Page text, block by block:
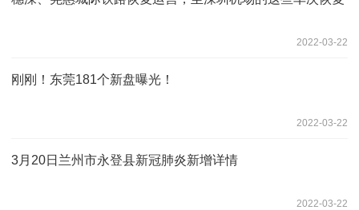
2022-03-22
刚刚！东莞181个新盘曝光！
2022-03-22
3月20日兰州市永登县新冠肺炎新增详情
2022-03-22